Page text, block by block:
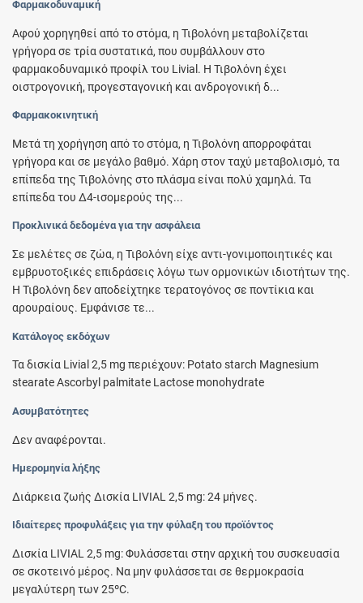
Φαρμακοδυναμική
Αφού χορηγηθεί από το στόμα, η Τιβολόνη μεταβολίζεται
γρήγορα σε τρία συστατικά, που συμβάλλουν στο
φαρμακοδυναμικό προφίλ του Livial. Η Τιβολόνη έχει
οιστρογονική, προγεσταγονική και ανδρογονική δ...
Φαρμακοκινητική
Μετά τη χορήγηση από το στόμα, η Τιβολόνη απορροφάται
γρήγορα και σε μεγάλο βαθμό. Χάρη στον ταχύ μεταβολισμό, τα
επίπεδα της Τιβολόνης στο πλάσμα είναι πολύ χαμηλά. Τα
επίπεδα του Δ4-ισομερούς της...
Προκλινικά δεδομένα για την ασφάλεια
Σε μελέτες σε ζώα, η Τιβολόνη είχε αντι-γονιμοποιητικές και
εμβρυοτοξικές επιδράσεις λόγω των ορμονικών ιδιοτήτων της.
Η Τιβολόνη δεν αποδείχτηκε τερατογόνος σε ποντίκια και
αρουραίους. Εμφάνισε τε...
Κατάλογος εκδόχων
Τα δισκία Livial 2,5 mg περιέχουν: Potato starch Magnesium
stearate Ascorbyl palmitate Lactose monohydrate
Ασυμβατότητες
Δεν αναφέρονται.
Ημερομηνία λήξης
Διάρκεια ζωής Δισκία LIVIAL 2,5 mg: 24 μήνες.
Ιδιαίτερες προφυλάξεις για την φύλαξη του προϊόντος
Δισκία LIVIAL 2,5 mg: Φυλάσσεται στην αρχική του συσκευασία
σε σκοτεινό μέρος. Να μην φυλάσσεται σε θερμοκρασία
μεγαλύτερη των 25ºC.